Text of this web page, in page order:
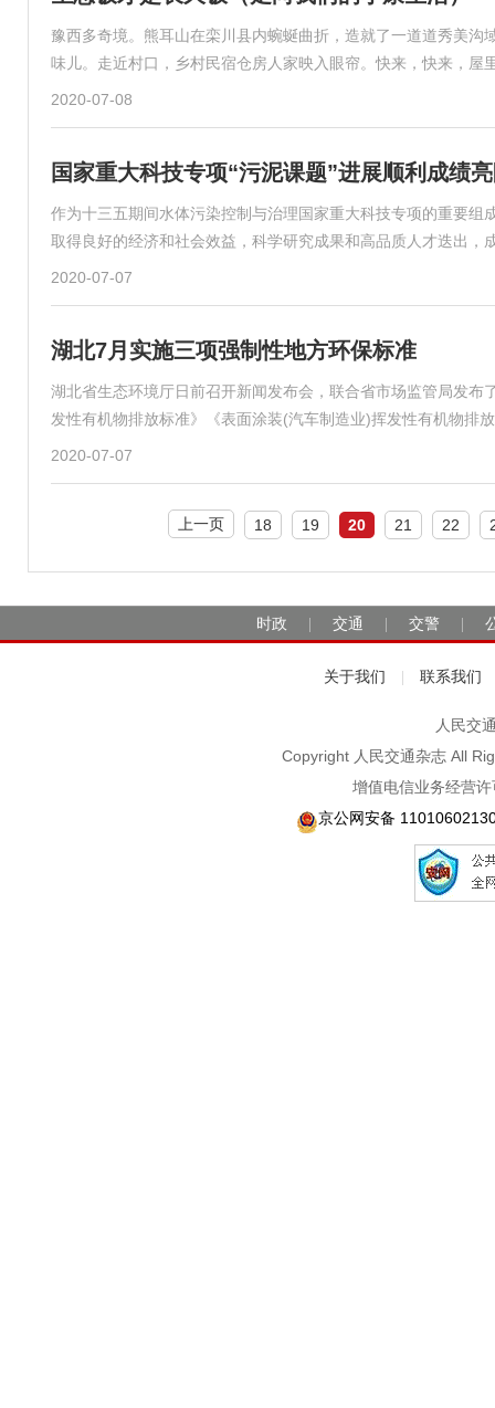
豫西多奇境。熊耳山在栾川县内蜿蜒曲折，造就了一道道秀美
味儿。走近村口，乡村民宿仓房人家映入眼帘。快来，快来，屋
2020-07-08
国家重大科技专项“污泥课题”进展顺利成绩
作为十三五期间水体污染控制与治理国家重大科技专项的重要
取得良好的经济和社会效益，科学研究成果和高品质人才迭出，
2020-07-07
湖北7月实施三项强制性地方环保标准
湖北省生态环境厅日前召开新闻发布会，联合省市场监管局发
发性有机物排放标准》《表面涂装(汽车制造业)挥发性有机物排
2020-07-07
上一页 18 19 20 21 22
时政 交通 交警
关于我们 联系我们
人民交
Copyright 人民交通杂志 All
增值电信业务经营
京公网安备